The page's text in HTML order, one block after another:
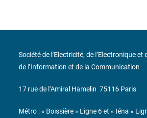
Société de l’Electricité, de l’Electronique et
de l’Information et de la Communication
17 rue de l’Amiral Hamelin 75116 Paris
Métro : « Boissière » Ligne 6 et « Iéna »